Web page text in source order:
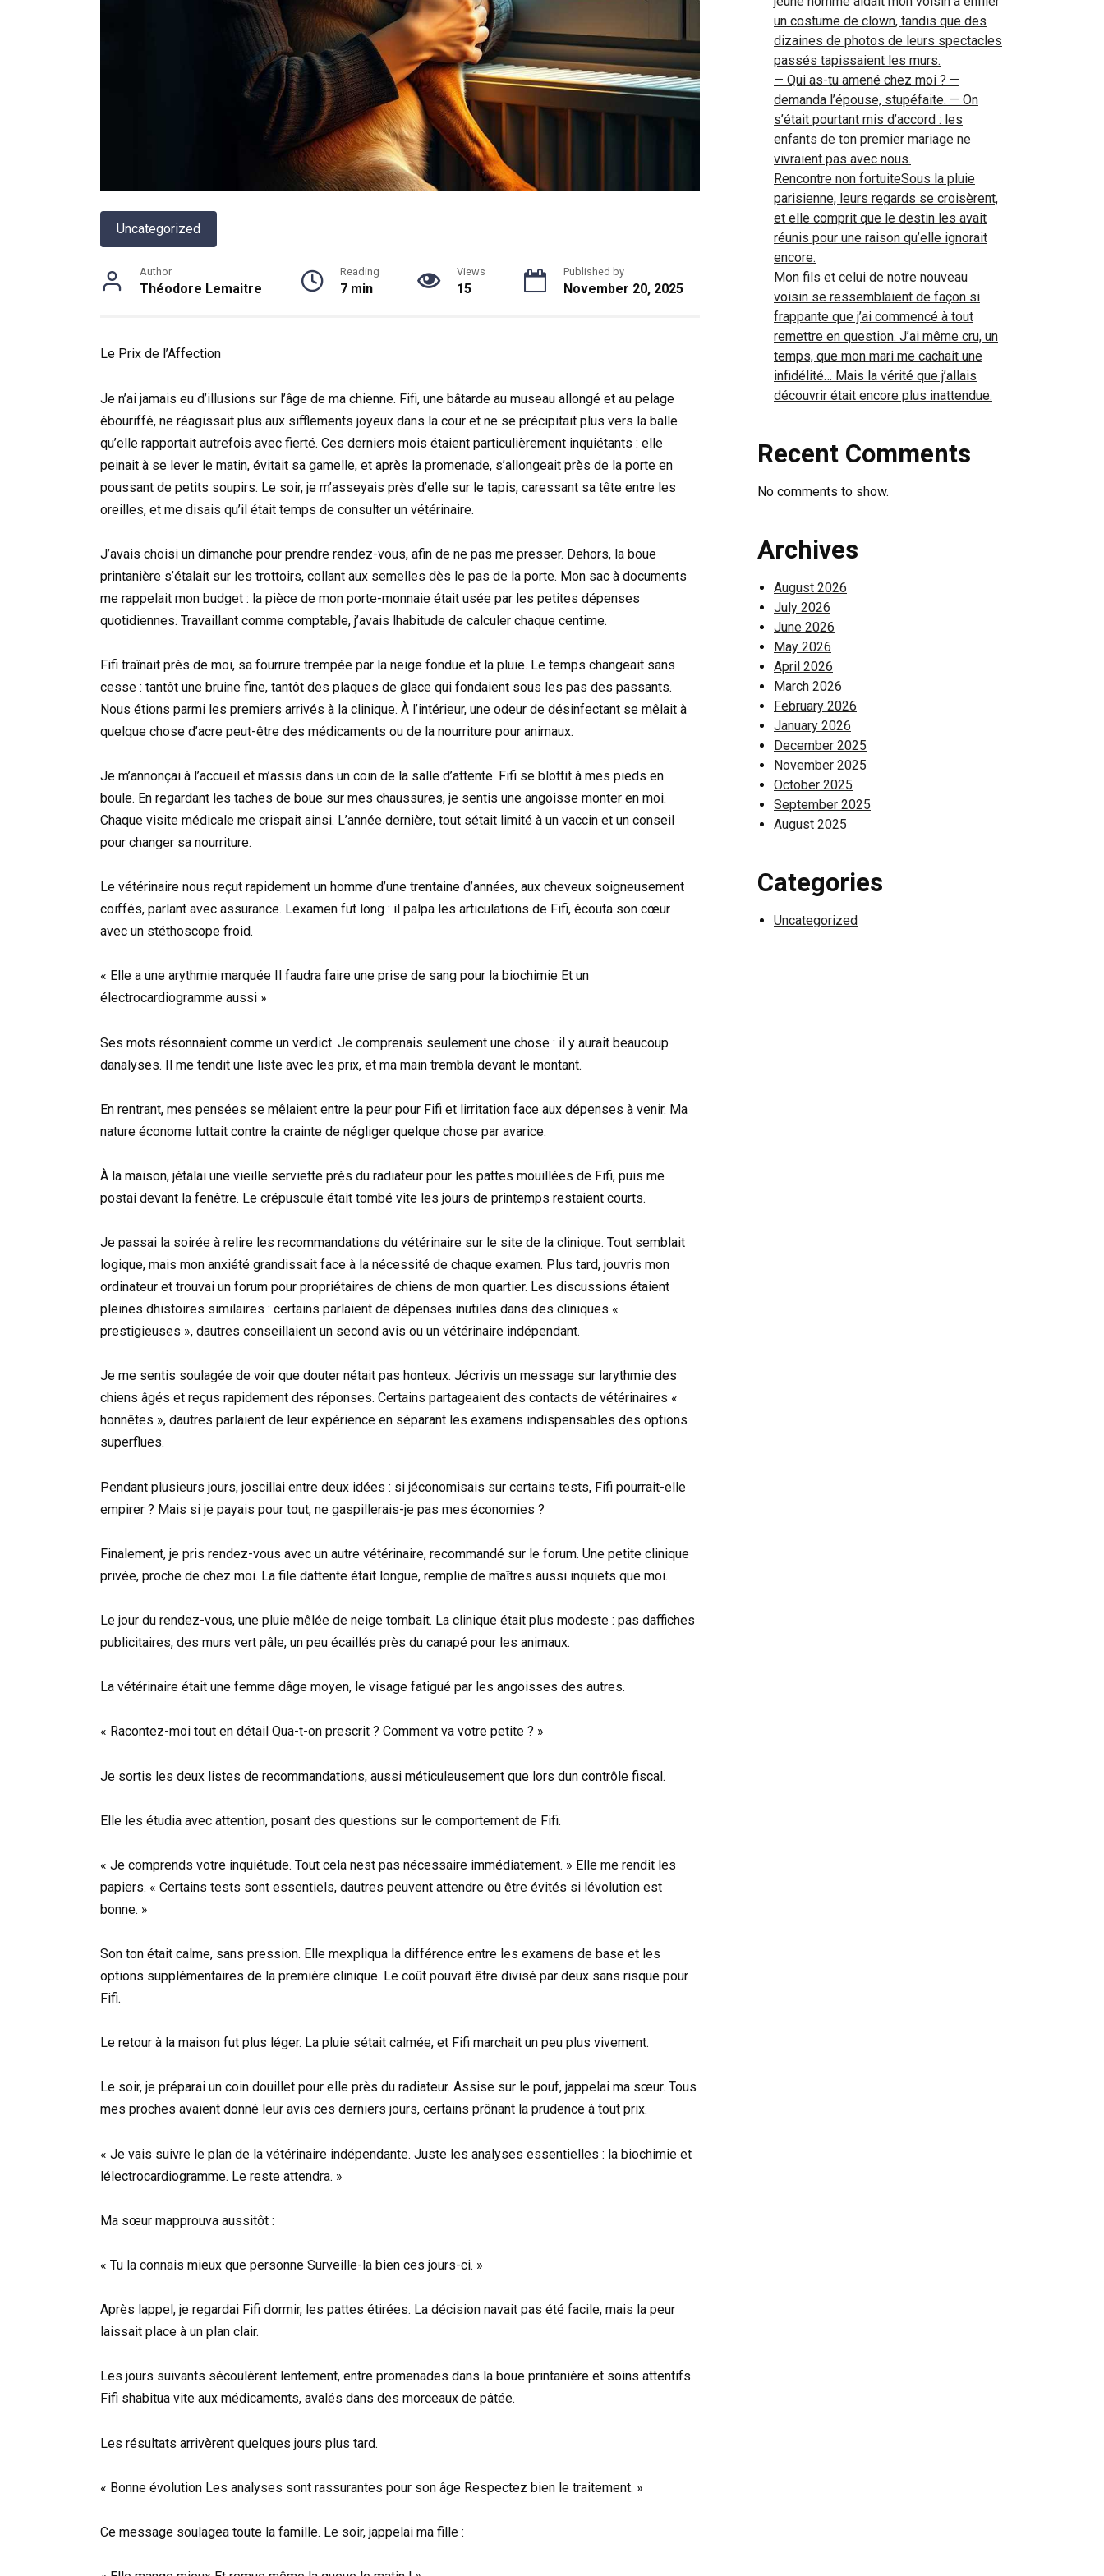
Uncategorized
Author
Théodore Lemaitre
Reading
7 min
Views
15
Published by
November 20, 2025
Le Prix de l’Affection
Je n’ai jamais eu d’illusions sur l’âge de ma chienne. Fifi, une bâtarde au museau allongé et au pelage
ébouriffé, ne réagissait plus aux sifflements joyeux dans la cour et ne se précipitait plus vers la balle
qu’elle rapportait autrefois avec fierté. Ces derniers mois étaient particulièrement inquiétants : elle
peinait à se lever le matin, évitait sa gamelle, et après la promenade, s’allongeait près de la porte en
poussant de petits soupirs. Le soir, je m’asseyais près d’elle sur le tapis, caressant sa tête entre les
oreilles, et me disais qu’il était temps de consulter un vétérinaire.
J’avais choisi un dimanche pour prendre rendez-vous, afin de ne pas me presser. Dehors, la boue
printanière s’étalait sur les trottoirs, collant aux semelles dès le pas de la porte. Mon sac à documents
me rappelait mon budget : la pièce de mon porte-monnaie était usée par les petites dépenses
quotidiennes. Travaillant comme comptable, j’avais lhabitude de calculer chaque centime.
Fifi traînait près de moi, sa fourrure trempée par la neige fondue et la pluie. Le temps changeait sans
cesse : tantôt une bruine fine, tantôt des plaques de glace qui fondaient sous les pas des passants.
Nous étions parmi les premiers arrivés à la clinique. À l’intérieur, une odeur de désinfectant se mêlait à
quelque chose d’acre peut-être des médicaments ou de la nourriture pour animaux.
Je m’annonçai à l’accueil et m’assis dans un coin de la salle d’attente. Fifi se blottit à mes pieds en
boule. En regardant les taches de boue sur mes chaussures, je sentis une angoisse monter en moi.
Chaque visite médicale me crispait ainsi. L’année dernière, tout sétait limité à un vaccin et un conseil
pour changer sa nourriture.
Le vétérinaire nous reçut rapidement un homme d’une trentaine d’années, aux cheveux soigneusement
coiffés, parlant avec assurance. Lexamen fut long : il palpa les articulations de Fifi, écouta son cœur
avec un stéthoscope froid.
« Elle a une arythmie marquée Il faudra faire une prise de sang pour la biochimie Et un
électrocardiogramme aussi »
Ses mots résonnaient comme un verdict. Je comprenais seulement une chose : il y aurait beaucoup
danalyses. Il me tendit une liste avec les prix, et ma main trembla devant le montant.
En rentrant, mes pensées se mêlaient entre la peur pour Fifi et lirritation face aux dépenses à venir. Ma
nature économe luttait contre la crainte de négliger quelque chose par avarice.
À la maison, jétalai une vieille serviette près du radiateur pour les pattes mouillées de Fifi, puis me
postai devant la fenêtre. Le crépuscule était tombé vite les jours de printemps restaient courts.
Je passai la soirée à relire les recommandations du vétérinaire sur le site de la clinique. Tout semblait
logique, mais mon anxiété grandissait face à la nécessité de chaque examen. Plus tard, jouvris mon
ordinateur et trouvai un forum pour propriétaires de chiens de mon quartier. Les discussions étaient
pleines dhistoires similaires : certains parlaient de dépenses inutiles dans des cliniques «
prestigieuses », dautres conseillaient un second avis ou un vétérinaire indépendant.
Je me sentis soulagée de voir que douter nétait pas honteux. Jécrivis un message sur larythmie des
chiens âgés et reçus rapidement des réponses. Certains partageaient des contacts de vétérinaires «
honnêtes », dautres parlaient de leur expérience en séparant les examens indispensables des options
superflues.
Pendant plusieurs jours, joscillai entre deux idées : si jéconomisais sur certains tests, Fifi pourrait-elle
empirer ? Mais si je payais pour tout, ne gaspillerais-je pas mes économies ?
Finalement, je pris rendez-vous avec un autre vétérinaire, recommandé sur le forum. Une petite clinique
privée, proche de chez moi. La file dattente était longue, remplie de maîtres aussi inquiets que moi.
Le jour du rendez-vous, une pluie mêlée de neige tombait. La clinique était plus modeste : pas daffiches
publicitaires, des murs vert pâle, un peu écaillés près du canapé pour les animaux.
La vétérinaire était une femme dâge moyen, le visage fatigué par les angoisses des autres.
« Racontez-moi tout en détail Qua-t-on prescrit ? Comment va votre petite ? »
Je sortis les deux listes de recommandations, aussi méticuleusement que lors dun contrôle fiscal.
Elle les étudia avec attention, posant des questions sur le comportement de Fifi.
« Je comprends votre inquiétude. Tout cela nest pas nécessaire immédiatement. » Elle me rendit les
papiers. « Certains tests sont essentiels, dautres peuvent attendre ou être évités si lévolution est
bonne. »
Son ton était calme, sans pression. Elle mexpliqua la différence entre les examens de base et les
options supplémentaires de la première clinique. Le coût pouvait être divisé par deux sans risque pour
Fifi.
Le retour à la maison fut plus léger. La pluie sétait calmée, et Fifi marchait un peu plus vivement.
Le soir, je préparai un coin douillet pour elle près du radiateur. Assise sur le pouf, jappelai ma sœur. Tous
mes proches avaient donné leur avis ces derniers jours, certains prônant la prudence à tout prix.
« Je vais suivre le plan de la vétérinaire indépendante. Juste les analyses essentielles : la biochimie et
lélectrocardiogramme. Le reste attendra. »
Ma sœur mapprouva aussitôt :
« Tu la connais mieux que personne Surveille-la bien ces jours-ci. »
Après lappel, je regardai Fifi dormir, les pattes étirées. La décision navait pas été facile, mais la peur
laissait place à un plan clair.
Les jours suivants sécoulèrent lentement, entre promenades dans la boue printanière et soins attentifs.
Fifi shabitua vite aux médicaments, avalés dans des morceaux de pâtée.
Les résultats arrivèrent quelques jours plus tard.
« Bonne évolution Les analyses sont rassurantes pour son âge Respectez bien le traitement. »
Ce message soulagea toute la famille. Le soir, jappelai ma fille :
un costume de clown, tandis que des
dizaines de photos de leurs spectacles
passés tapissaient les murs.
— Qui as-tu amené chez moi ? —
demanda l’épouse, stupéfaite. — On
s’était pourtant mis d’accord : les
enfants de ton premier mariage ne
vivraient pas avec nous.
Rencontre non fortuiteSous la pluie
parisienne, leurs regards se croisèrent,
et elle comprit que le destin les avait
réunis pour une raison qu’elle ignorait
encore.
Mon fils et celui de notre nouveau
voisin se ressemblaient de façon si
frappante que j’ai commencé à tout
remettre en question. J’ai même cru, un
temps, que mon mari me cachait une
infidélité… Mais la vérité que j’allais
découvrir était encore plus inattendue.
Recent Comments
No comments to show.
Archives
August 2026
July 2026
June 2026
May 2026
April 2026
March 2026
February 2026
January 2026
December 2025
November 2025
October 2025
September 2025
August 2025
Categories
Uncategorized